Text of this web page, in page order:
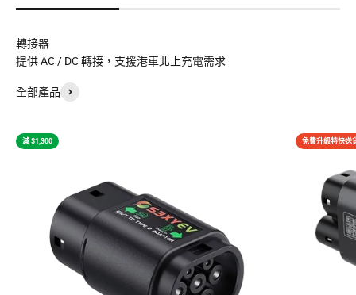
轉接器
提供 AC / DC 轉接，支援港車北上充電需求
全部產品
減 $1,300 免費升級特快送